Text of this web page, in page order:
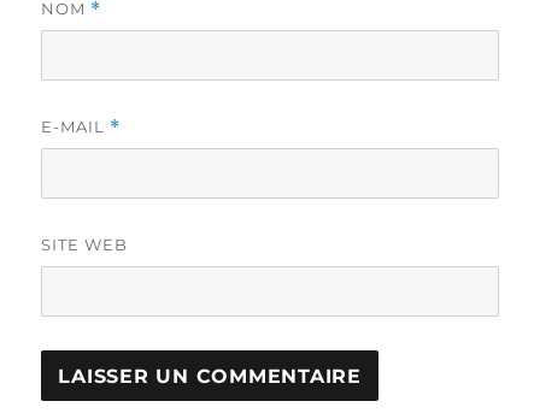
NOM *
E-MAIL *
SITE WEB